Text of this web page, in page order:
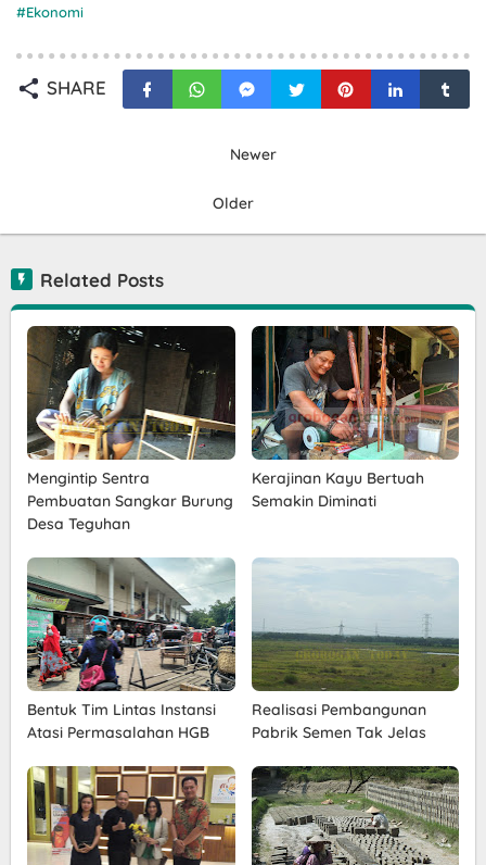
Ekonomi
SHARE
Newer
Older
Related Posts
Mengintip Sentra
Pembuatan Sangkar Burung
Desa Teguhan
Kerajinan Kayu Bertuah
Semakin Diminati
Bentuk Tim Lintas Instansi
Atasi Permasalahan HGB
Realisasi Pembangunan
Pabrik Semen Tak Jelas